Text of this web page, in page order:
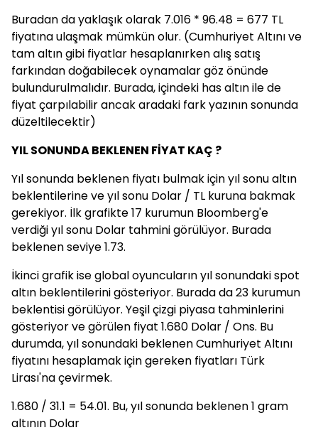
Buradan da yaklaşık olarak 7.016 * 96.48 = 677 TL
fiyatına ulaşmak mümkün olur. (Cumhuriyet Altını ve
tam altın gibi fiyatlar hesaplanırken alış satış
farkından doğabilecek oynamalar göz önünde
bulundurulmalıdır. Burada, içindeki has altın ile de
fiyat çarpılabilir ancak aradaki fark yazının sonunda
düzeltilecektir)
YIL SONUNDA BEKLENEN FİYAT KAÇ ?
Yıl sonunda beklenen fiyatı bulmak için yıl sonu altın
beklentilerine ve yıl sonu Dolar / TL kuruna bakmak
gerekiyor. İlk grafikte 17 kurumun Bloomberg'e
verdiği yıl sonu Dolar tahmini görülüyor. Burada
beklenen seviye 1.73.
İkinci grafik ise global oyuncuların yıl sonundaki spot
altın beklentilerini gösteriyor. Burada da 23 kurumun
beklentisi görülüyor. Yeşil çizgi piyasa tahminlerini
gösteriyor ve görülen fiyat 1.680 Dolar / Ons. Bu
durumda, yıl sonundaki beklenen Cumhuriyet Altını
fiyatını hesaplamak için gereken fiyatları Türk
Lirası'na çevirmek.
1.680 / 31.1 = 54.01. Bu, yıl sonunda beklenen 1 gram
altının Dolar